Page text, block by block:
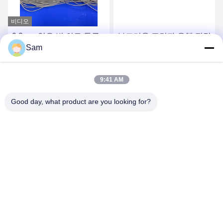
비디오
0.2mm 얇은 벽 의료 등급
유연 실리콘 호스 50 쇼어
A
가장 좋은 가격 을 구하라
부드러운 표면과 유체 전달
가진 의료용 유연한 실리콘
가장 좋은 가격 을 구하라
Sam
9:41 AM
Good day, what product are you looking for?